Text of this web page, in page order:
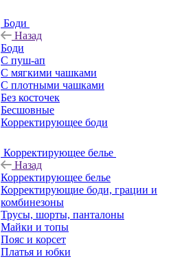
Боди
Назад
Боди
С пуш-ап
С мягкими чашками
С плотными чашками
Без косточек
Бесшовные
Корректирующее боди
Корректирующее белье
Назад
Корректирующее белье
Корректирующие боди, грации и
комбинезоны
Трусы, шорты, панталоны
Майки и топы
Пояс и корсет
Платья и юбки